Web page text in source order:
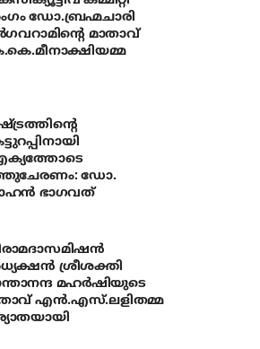
ഡോ.ബ്രഹ്മചാരി
മാതാവ്
ഡോ.
ഭാഗവത്
ശ്രീശക്തി
മഹര്‍ഷിയുടെ
എന്‍.എസ്.ലളിതമ്മ